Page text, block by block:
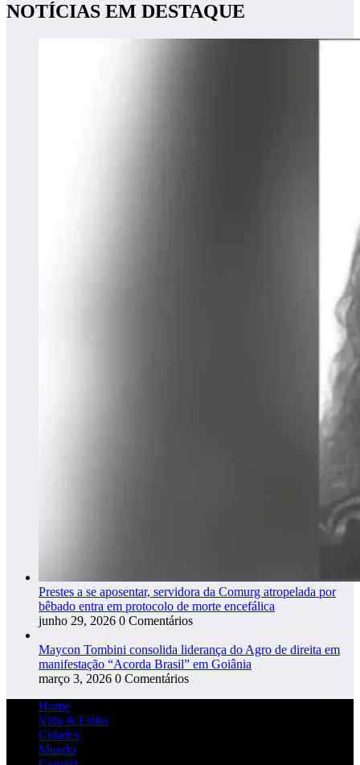
NOTÍCIAS EM DESTAQUE
Prestes a se aposentar, servidora da Comurg atropelada por
bêbado entra em protocolo de morte encefálica
junho 29, 2026 0 Comentários
Maycon Tombini consolida liderança do Agro de direita em
manifestação “Acorda Brasil” em Goiânia
março 3, 2026 0 Comentários
Home
Vida & Estilo
Cidades
Mundo